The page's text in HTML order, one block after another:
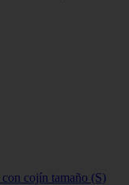
cojín tamaño (S)